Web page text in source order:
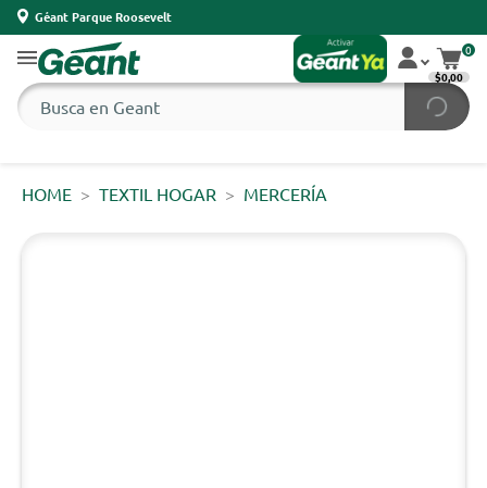
Géant Parque Roosevelt
0
$0,00
HOME TEXTIL HOGAR MERCERÍA